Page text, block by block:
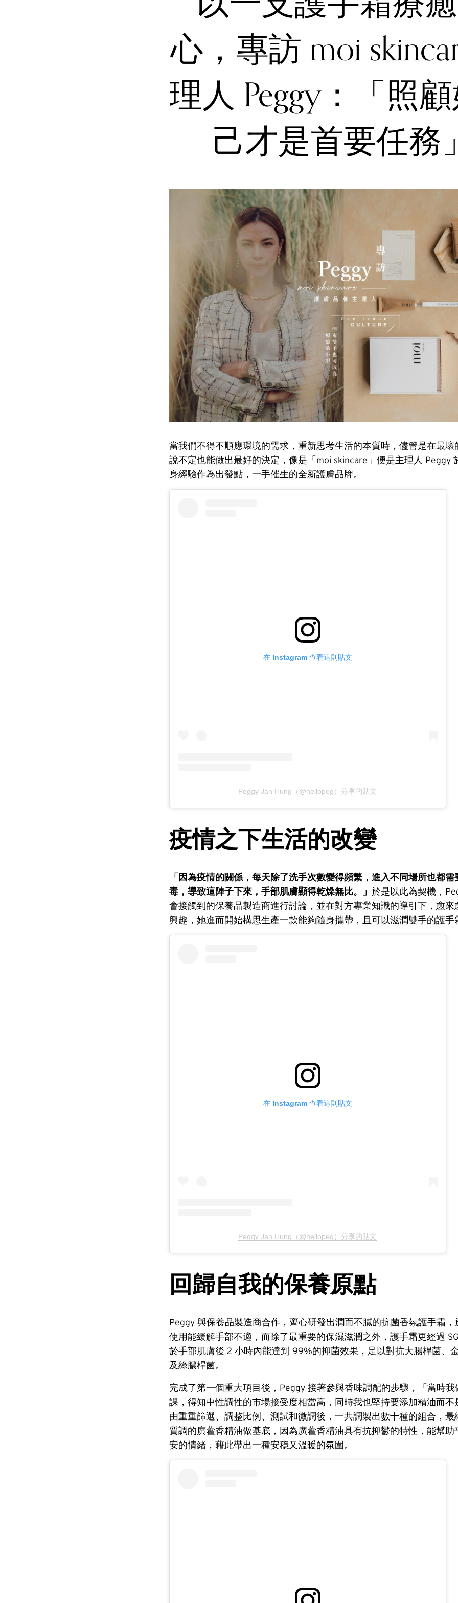
心，專訪 moi
理人 Peggy：「照
己才是首要任務
當我們不得不順應環境的需求，重新思考生活的本質時，儘管是在最壞
說不定也能做出最好的決定，像是「moi skincare」便是主理人 Peggy
身經驗作為出發點，一手催生的全新護膚品牌。
在 Instagram 查看這則貼文
Peggy Jan Hung（@hellopeg）分享的貼文
疫情之下生活的改變
「因為疫情的關係，每天除了洗手次數變得頻繁，進入不同場所也都需
毒，導致這陣子下來，手部肌膚顯得乾燥無比。」 於是以此為契機，
會接觸到的保養品製造商進行討論，並在對方專業知識的導引下，愈來
興趣，她進而開始構思生產一款能夠隨身攜帶，且可以滋潤雙手的護手
在 Instagram 查看這則貼文
Peggy Jan Hung（@hellopeg）分享的貼文
回歸自我的保養原點
Peggy 與保養品製造商合作，齊心研發出潤而不膩的抗菌香氛護手霜，
使用能緩解手部不適，而除了最重要的保濕滋潤之外，護手霜更經過
於手部肌膚後 2 小時內能達到 99%的抑菌效果，足以對抗大腸桿菌、
及綠膿桿菌。
完成了第一個重大項目後，Peggy 接著參與香味調配的步驟，「當時我
課，得知中性調性的市場接受度相當高，同時我也堅持要添加精油而不
由重重篩選、調整比例、測試和微調後，一共調製出數十種的組合，最
質調的廣藿香精油做基底，因為廣藿香精油具有抗抑鬱的特性，能幫助
安的情緒，藉此帶出一種安穩又溫暖的氛圍。